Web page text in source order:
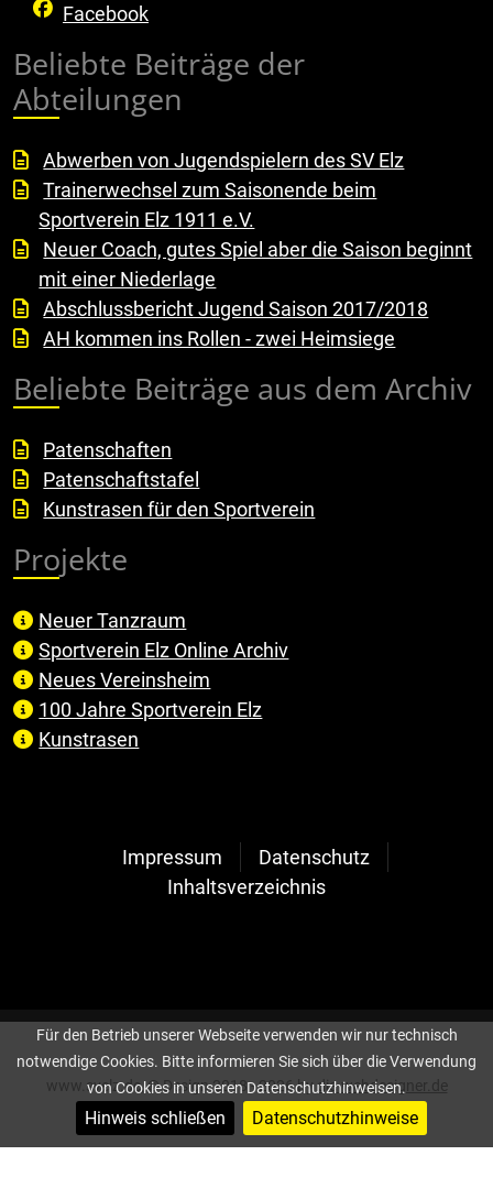
Für den Betrieb unserer Webseite verwenden wir nur technisch
notwendige Cookies. Bitte informieren Sie sich über die Verwendung
von Cookies in unseren Datenschutzhinweisen.
Hinweis schließen Datenschutzhinweise
Facebook
Beliebte Beiträge der
Abteilungen
Abwerben von Jugendspielern des SV Elz
Trainerwechsel zum Saisonende beim
Sportverein Elz 1911 e.V.
Neuer Coach, gutes Spiel aber die Saison beginnt
mit einer Niederlage
Abschlussbericht Jugend Saison 2017/2018
AH kommen ins Rollen - zwei Heimsiege
Beliebte Beiträge aus dem Archiv
Patenschaften
Patenschaftstafel
Kunstrasen für den Sportverein
Projekte
Neuer Tanzraum
Sportverein Elz Online Archiv
Neues Vereinsheim
100 Jahre Sportverein Elz
Kunstrasen
Impressum
Datenschutz
Inhaltsverzeichnis
www.svelz.de, © Design 2018 - 2026 bydie-webdesigner.de